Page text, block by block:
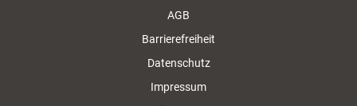
AGB
Barrierefreiheit
Datenschutz
Impressum